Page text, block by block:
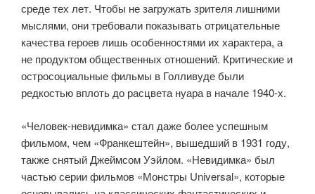
среде тех лет. Чтобы не загружать зрителя лишними
мыслями, они требовали показывать отрицательные
качества героев лишь особенностями их характера, а
не продуктом общественных отношений. Критические и
остросоциальные фильмы в Голливуде были
редкостью вплоть до расцвета нуара в начале 1940-х.
«Человек-невидимка» стал даже более успешным
фильмом, чем «Франкештейн», вышедший в 1931 году,
также снятый Джеймсом Уэйлом. «Невидимка» был
частью серии фильмов «Монстры Universal», которые